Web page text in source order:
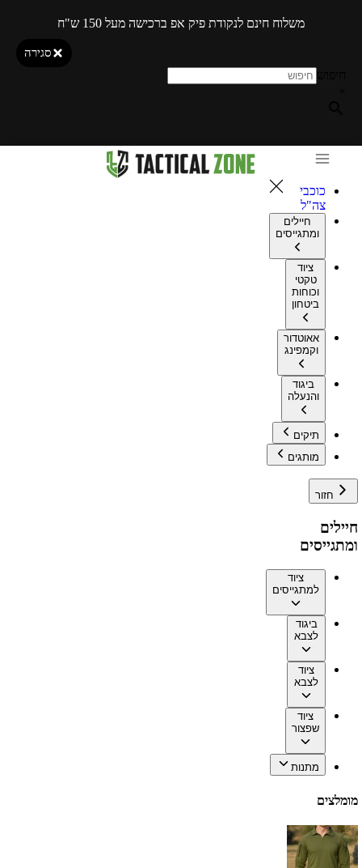
משלוח חינם לנקודת פיק אפ ברכישה מעל 150 ש"ח
סגירה
כוכבי
צה"ל
חיילים
ומתגייסים
ציוד
טקטי
וכוחות
ביטחון
אאוטדור
וקמפינג
ביגוד
והנעלה
תיקים
מותגים
חזור
חיילים
ומתגייסים
ציוד
למתגייסים
ביגוד
לצבא
ציוד
לצבא
ציוד
שפצור
מתנות
מומלצים